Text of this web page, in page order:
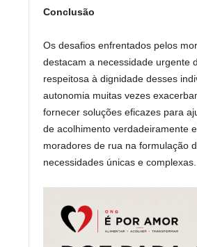
Conclusão
Os desafios enfrentados pelos
destacam a necessidade urgente
respeitosa à dignidade desses
autonomia muitas vezes
fornecer soluções eficazes para
de acolhimento verdadeiramente
moradores de rua na formulação
necessidades únicas e complexas.